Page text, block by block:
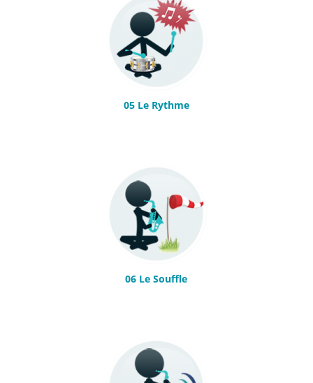
05 Le Rythme
06 Le Souffle